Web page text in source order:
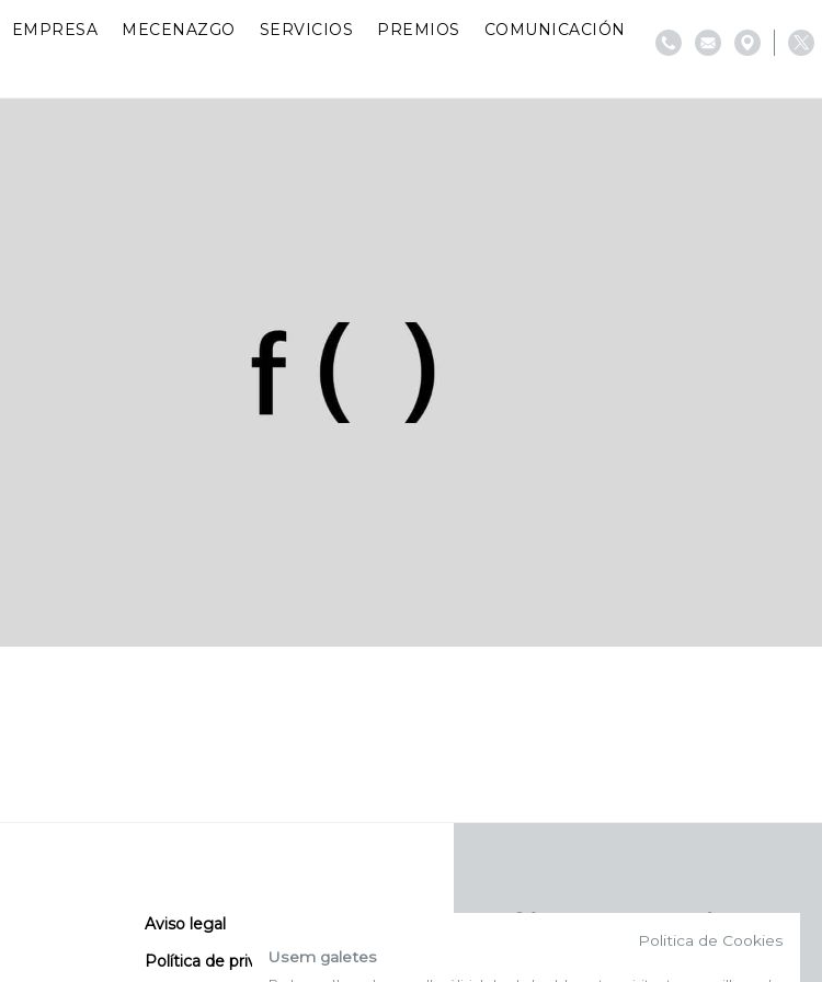
EMPRESA MECENAZGO SERVICIOS PREMIOS COMUNICACIÓN
Aviso legal
Política de privacidad
Politica de Cookies
Usem galetes